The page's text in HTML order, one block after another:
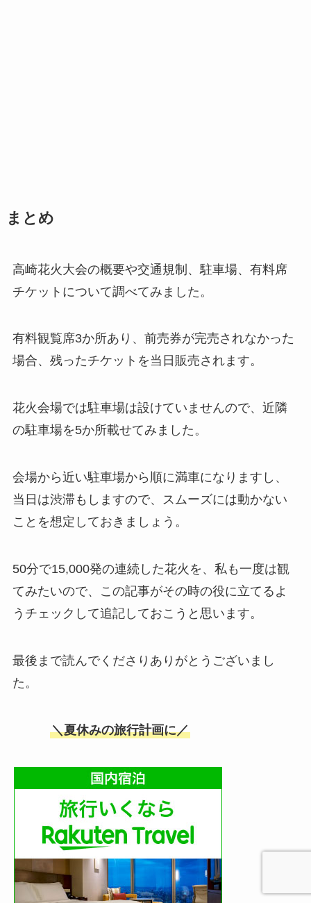
まとめ
高崎花火大会の概要や交通規制、駐車場、有料席
チケットについて調べてみました。
有料観覧席3か所あり、前売券が完売されなかった
場合、残ったチケットを当日販売されます。
花火会場では駐車場は設けていませんので、近隣
の駐車場を5か所載せてみました。
会場から近い駐車場から順に満車になりますし、
当日は渋滞もしますので、スムーズには動かない
ことを想定しておきましょう。
50分で15,000発の連続した花火を、私も一度は観
てみたいので、この記事がその時の役に立てるよ
うチェックして追記しておこうと思います。
最後まで読んでくださりありがとうございまし
た。
＼夏休みの旅行計画に／